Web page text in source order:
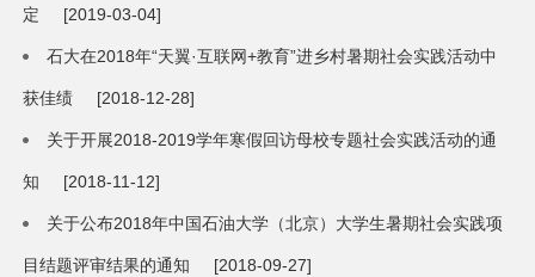
定 [2019-03-04]
石大在2018年“天翼·互联网+教育”进乡村暑期社会实践活动中
获佳绩 [2018-12-28]
关于开展2018-2019学年寒假回访母校专题社会实践活动的通
知 [2018-11-12]
关于公布2018年中国石油大学（北京）大学生暑期社会实践项
目结题评审结果的通知 [2018-09-27]